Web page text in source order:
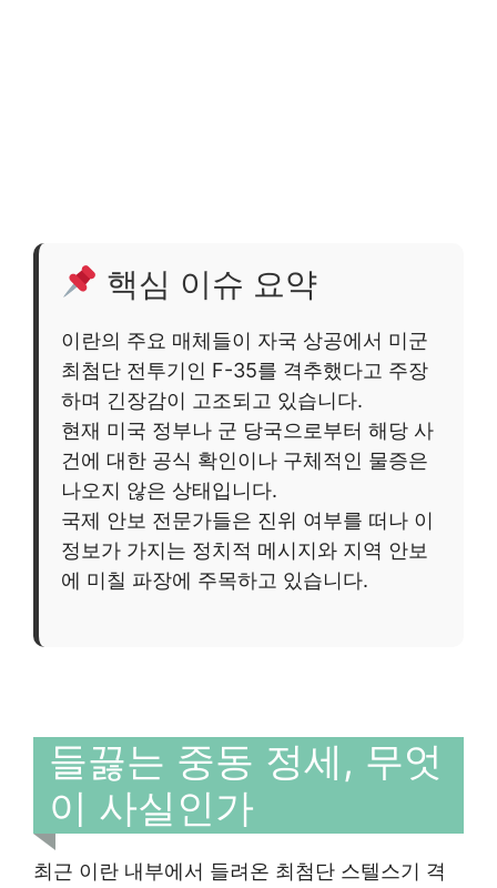
핵심 이슈 요약
이란의 주요 매체들이 자국 상공에서 미군
최첨단 전투기인 F-35를 격추했다고 주장
하며 긴장감이 고조되고 있습니다.
현재 미국 정부나 군 당국으로부터 해당 사
건에 대한 공식 확인이나 구체적인 물증은
나오지 않은 상태입니다.
국제 안보 전문가들은 진위 여부를 떠나 이
정보가 가지는 정치적 메시지와 지역 안보
에 미칠 파장에 주목하고 있습니다.
들끓는 중동 정세, 무엇
이 사실인가
최근 이란 내부에서 들려온 최첨단 스텔스기 격